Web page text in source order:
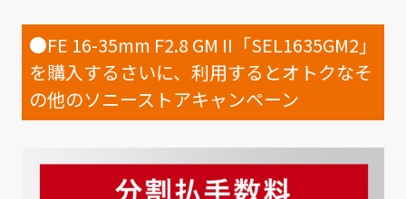
●FE 16-35mm F2.8 GM II「SEL1635GM2」
を購入するさいに、利用するとオトクなそ
の他のソニーストアキャンペーン